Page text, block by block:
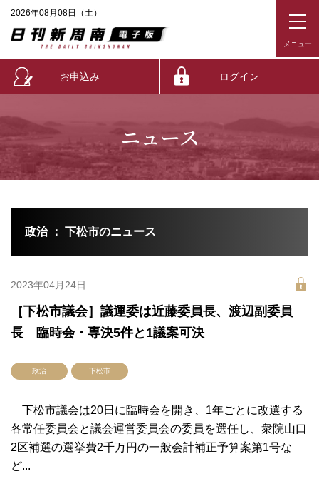
2026年08月08日（土）
お申込み ログイン
ニュース
政治 ： 下松市のニュース
2023年04月24日
［下松市議会］議運委は近藤委員長、渡辺副委員
長 臨時会・専決5件と1議案可決
政治 下松市
下松市議会は20日に臨時会を開き、1年ごとに改選する
各常任委員会と議会運営委員会の委員を選任し、衆院山口
2区補選の選挙費2千万円の一般会計補正予算案第1号な
ど...